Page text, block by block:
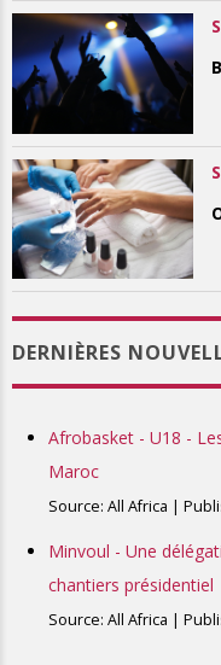
DERNIÈRES
Afrobasket - U18 -
Maroc
Source: All Africa
Minvoul - Une
chantiers présidentiel
Source: All Africa